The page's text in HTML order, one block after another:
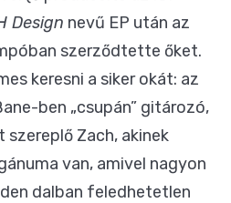
Design nevű EP után az
szerződtette őket.
keresni a siker okát: az
ben „csupán” gitározó,
Zach, akinek
van, amivel nagyon
dalban feledhetetlen